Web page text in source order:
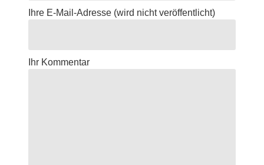
Ihre E-Mail-Adresse (wird nicht veröffentlicht)
Ihr Kommentar